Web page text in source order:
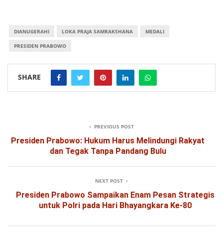
DIANUGERAHI LOKA PRAJA SAMRAKSHANA MEDALI
PRESIDEN PRABOWO
SHARE
PREVIOUS POST
Presiden Prabowo: Hukum Harus Melindungi Rakyat
dan Tegak Tanpa Pandang Bulu
NEXT POST
Presiden Prabowo Sampaikan Enam Pesan Strategis
untuk Polri pada Hari Bhayangkara Ke-80